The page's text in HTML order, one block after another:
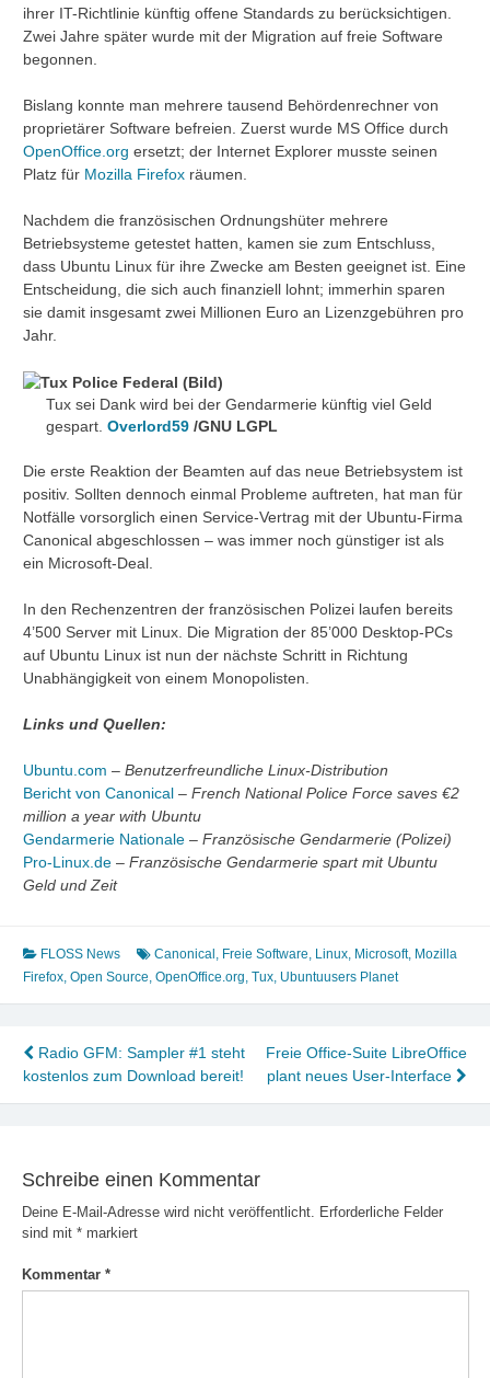
ihrer IT-Richtlinie künftig offene Standards zu berücksichtigen.
Zwei Jahre später wurde mit der Migration auf freie Software
begonnen.
Bislang konnte man mehrere tausend Behördenrechner von
proprietärer Software befreien. Zuerst wurde MS Office durch
OpenOffice.org ersetzt; der Internet Explorer musste seinen
Platz für Mozilla Firefox räumen.
Nachdem die französischen Ordnungshüter mehrere
Betriebsysteme getestet hatten, kamen sie zum Entschluss,
dass Ubuntu Linux für ihre Zwecke am Besten geeignet ist. Eine
Entscheidung, die sich auch finanziell lohnt; immerhin sparen
sie damit insgesamt zwei Millionen Euro an Lizenzgebühren pro
Jahr.
Tux sei Dank wird bei der Gendarmerie künftig viel Geld
gespart. Overlord59 /GNU LGPL
Die erste Reaktion der Beamten auf das neue Betriebsystem ist
positiv. Sollten dennoch einmal Probleme auftreten, hat man für
Notfälle vorsorglich einen Service-Vertrag mit der Ubuntu-Firma
Canonical abgeschlossen – was immer noch günstiger ist als
ein Microsoft-Deal.
In den Rechenzentren der französischen Polizei laufen bereits
4’500 Server mit Linux. Die Migration der 85’000 Desktop-PCs
auf Ubuntu Linux ist nun der nächste Schritt in Richtung
Unabhängigkeit von einem Monopolisten.
Links und Quellen:
Ubuntu.com – Benutzerfreundliche Linux-Distribution
Bericht von Canonical – French National Police Force saves €2
million a year with Ubuntu
Gendarmerie Nationale – Französische Gendarmerie (Polizei)
Pro-Linux.de – Französische Gendarmerie spart mit Ubuntu
Geld und Zeit
FLOSS News Canonical , Freie Software, Linux, Microsoft, Mozilla
Firefox, Open Source, OpenOffice.org, Tux, Ubuntuusers Planet
Beitragsnavigation
Radio GFM: Sampler #1 steht
kostenlos zum Download bereit!
Freie Office-Suite LibreOffice
plant neues User-Interface
Schreibe einen Kommentar
Deine E-Mail-Adresse wird nicht veröffentlicht.
Erforderliche Felder
sind mit *markiert
Kommentar *